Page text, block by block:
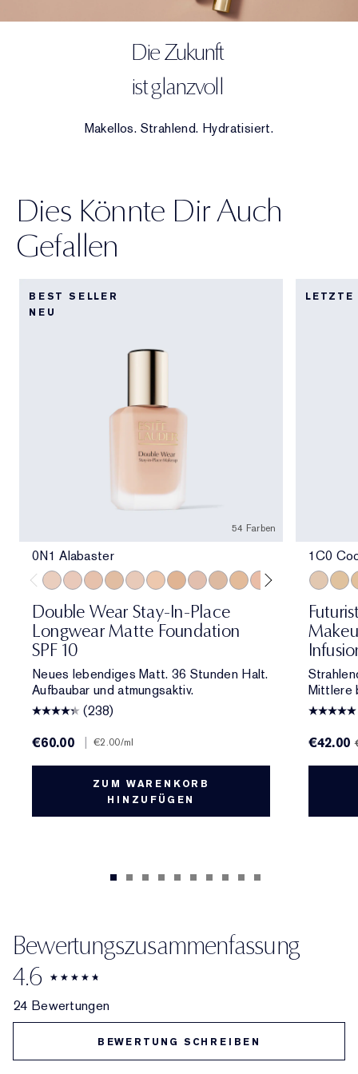
Die Zukunft
ist glanzvoll
Makellos. Strahlend. Hydratisiert.
Dies Könnte Dir Auch
Gefallen
BEST SELLER
NEU
54 Farben
0N1 Alabaster
Double Wear Stay-In-Place
Longwear Matte Foundation
SPF 10
Neues lebendiges Matt. 36 Stunden Halt.
Aufbaubar und atmungsaktiv.
(238)
€60.00
€2.00/ml
ZUM WARENKORB
HINZUFÜGEN
LETZTE
1C0
Mittlere
€42.00
Bewertungszusammenfassung
4.6
24 Bewertungen
BEWERTUNG SCHREIBEN